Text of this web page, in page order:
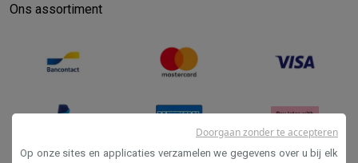
Ons assortiment
Op onze sites en applicaties verzamelen we gegevens over u bij elk
Doorgaan zonder te accepteren